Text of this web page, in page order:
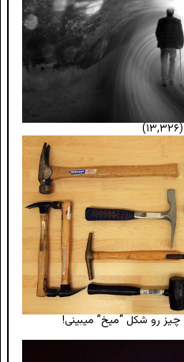
(۱۳,۳۲۶)
چیز رو شکل “میخ” میبینی!